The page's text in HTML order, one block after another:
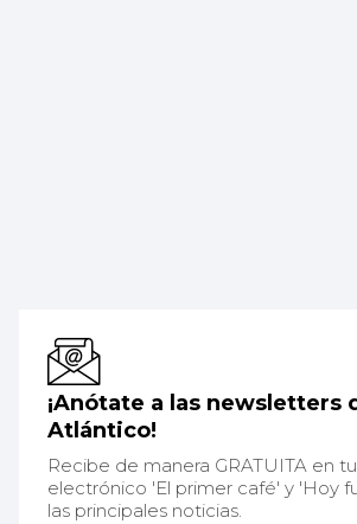
¡Anótate a las newsletters
Atlántico!
Recibe de manera GRATUITA en
electrónico 'El primer café' y 'Hoy
las principales noticias.